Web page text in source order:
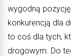
wygodną
konkurencją dla
to coś dla tych,
drogowym. Do